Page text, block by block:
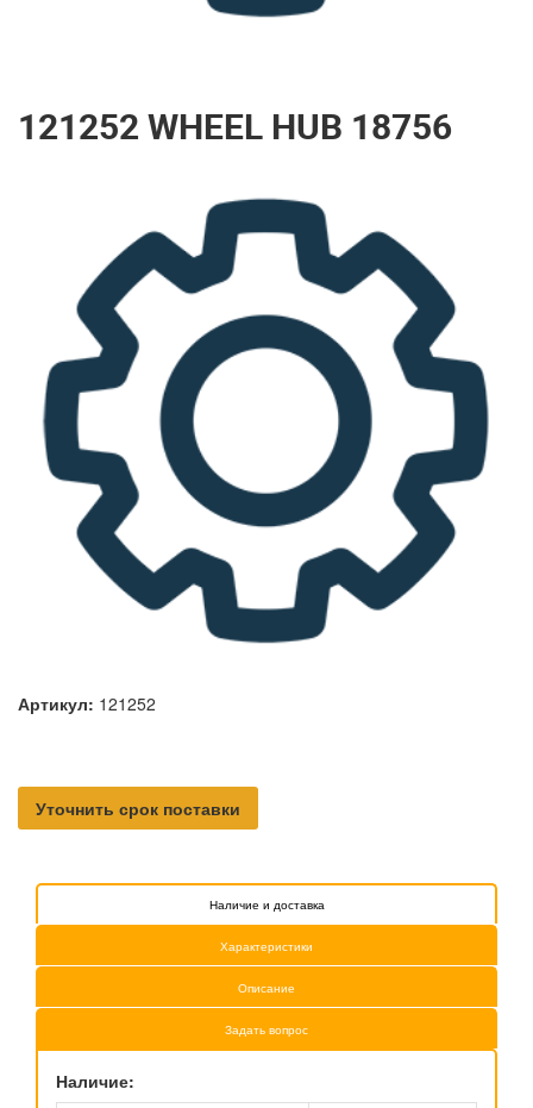
121252 WHEEL HUB 18756
Артикул: 121252
Уточнить срок поставки
Наличие и доставка
Характеристики
Описание
Задать вопрос
Наличие: